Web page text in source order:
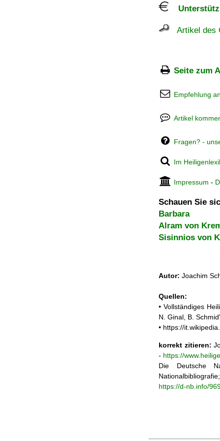
Artikel des
Seite zum
Empfehlung
Artikel
Fragen? -
Im
Impressum -
Schauen Sie
Barbara
Alram von
Sisinnios von
Autor: Joachim
Quellen:
• Vollständiges
N. Ginal, B.
• https://
korrekt zitieren:
- https://
Die Deutsche
https://d-nb.info/